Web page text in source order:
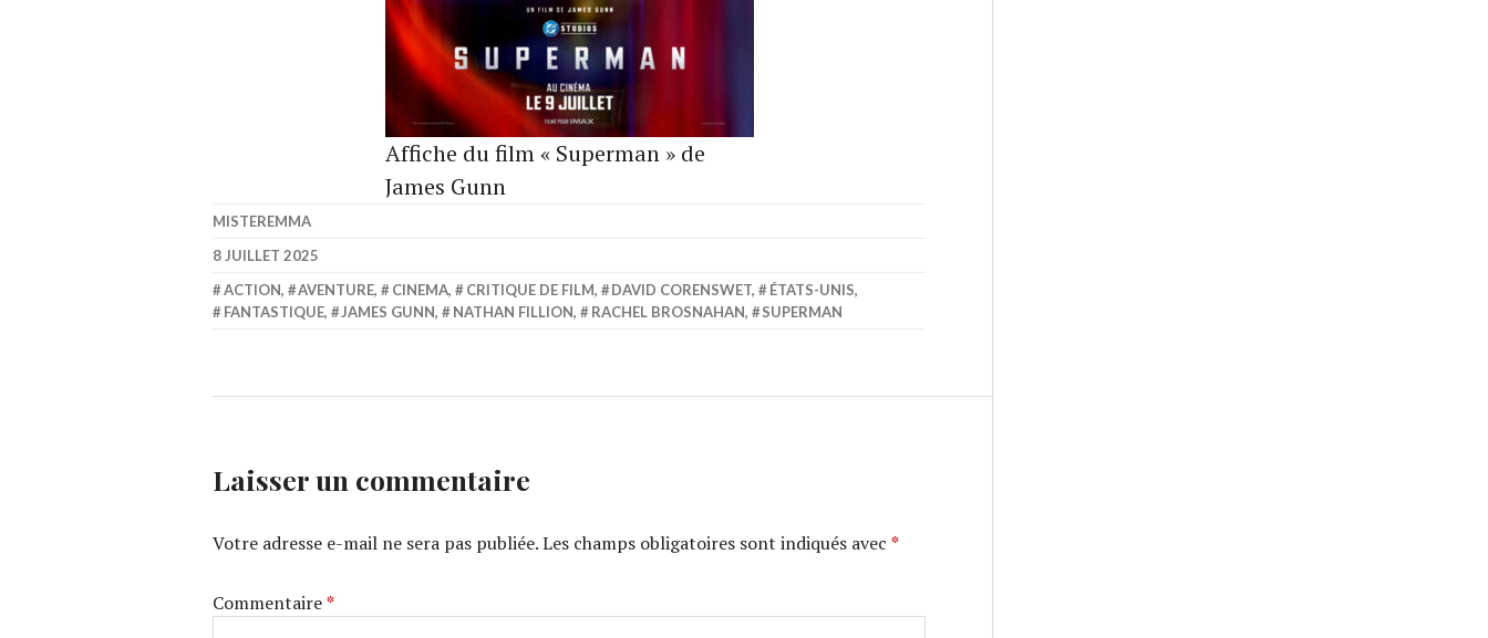
Affiche du film « Superman » de
James Gunn
MISTEREMMA
8 JUILLET 2025
ACTION, AVENTURE, CINEMA, CRITIQUE DE FILM, DAVID CORENSWET, ÉTATS-UNIS,
FANTASTIQUE, JAMES GUNN, NATHAN FILLION, RACHEL BROSNAHAN, SUPERMAN
Laisser un commentaire
Votre adresse e-mail ne sera pas publiée.Les champs obligatoires sont indiqués avec *
Commentaire*